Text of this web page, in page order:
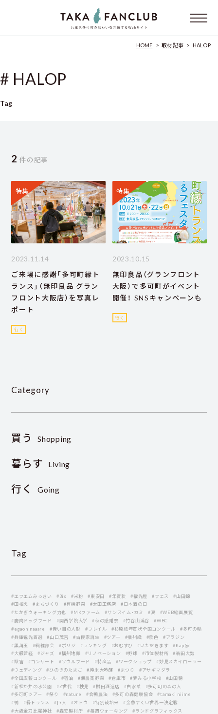
HOME > 取材記事 > HALOP
# HALOP
Tag
2 件の記事
特集
2023.11.14
ご来場に感謝「多可町縁ト
ランス」（無印良品 グラン
フロント大阪店）を写真レ
ポート
行く
特集
2023.10.15
無印良品（グランフロント
大阪）で多可町がイベント
開催！ SNSキャンペーンも
行く
Category
買う Shopping
暮らす Living
行く Going
Tag
#エフエムみっきい #3ix #米粉 #東安田 #年賀状 #福光屋 #フェス
#山田錦
#田植え
#まちづくり #有機野菜 #太田工務店
#日本酒の日
#たかぎウォーキング力也
#MKファーム #サンスイム・カミ #夏
#WEB絵画展覧
#鹿肉ドッグフード
#関西学院大学 #秋の感謝祭 #竹谷山渓谷
#WBC
#egaon!naaare
#青い目の人形 #フレイル #杉原紙年賀状全国コンクール
#多可の輪
#兵庫観光百選
#山口茂吉 #古民家再生 #ツアー #播州織 #景色
#アラジン
#黒葫玉
#繊維部会 #ボリジ #ランキング #おむすび #いただきます
#Kaji家
#大般若経
#ジャズ #播州地卵 #リノベーション #野球 #市位製材所
#翁田大勢
#獣害
#コンサート #ソウルフード #特産品 #ワークショップ
#妙見スカイローラー
#ウェディング
#ひのきのたまご #純米大吟醸 #まつり
#アサギマダラ
#全国広報コンクール
#宿泊 #無農薬野菜 #倉庫市 #夢みる小学校
#山田穂
#新松か井の水公園
#Z世代 #検見 #桝田酒造店 #白水菜
#多可町の森の人
#多可町ツアー
#祭り #nature #合鴨農法 #多可の森健康協会
#tamaki niime
#鴨
#縁トランス #巨人 #オトウ #特別栽培米
#金魚すくい世界一決定戦
#大歳金刀比羅神社
#森安製材所 #毎週ウォーキング
#ランドグラフィックス